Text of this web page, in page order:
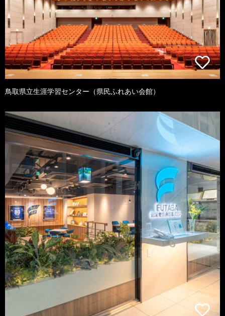
鳥取県立生涯学習センター（県民ふれあい会館）